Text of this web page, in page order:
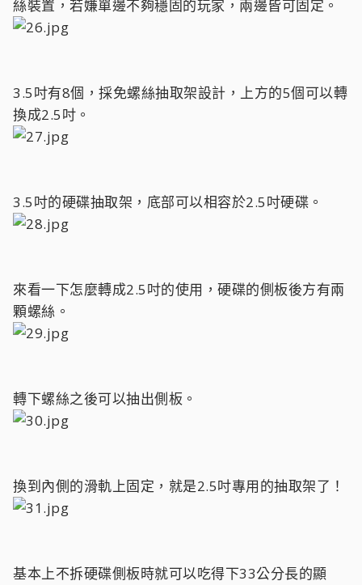
絲裝置，若嫌單邊不夠穩固的玩家，兩邊皆可固定。
3.5吋有8個，採免螺絲抽取架設計，上方的5個可以轉
換成2.5吋。
3.5吋的硬碟抽取架，底部可以相容於2.5吋硬碟。
來看一下怎麼轉成2.5吋的使用，硬碟的側板後方有兩
顆螺絲。
轉下螺絲之後可以抽出側板。
換到內側的滑軌上固定，就是2.5吋專用的抽取架了！
基本上不拆硬碟側板時就可以吃得下33公分長的顯